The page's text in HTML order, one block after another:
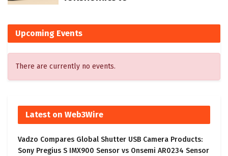
Upcoming Events
There are currently no events.
Latest on Web3Wire
Vadzo Compares Global Shutter USB Camera Products:
Sony Pregius S IMX900 Sensor vs Onsemi AR0234 Sensor